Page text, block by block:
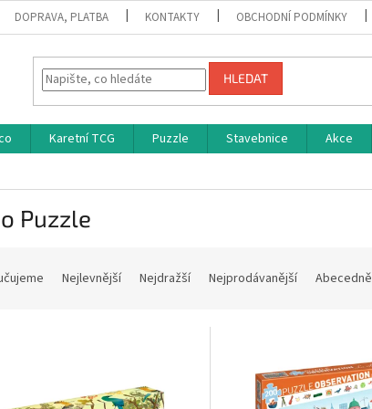
DOPRAVA, PLATBA KONTAKTY OBCHODNÍ PODMÍNKY
HLEDAT
Karetní TCG Puzzle Stavebnice Akce
Puzzle
Nejlevnější Nejdražší Nejprodávanější Abecedně